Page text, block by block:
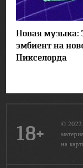
Новая музыка:
эмбиент на
Пикселорда
18+
© 2022
на